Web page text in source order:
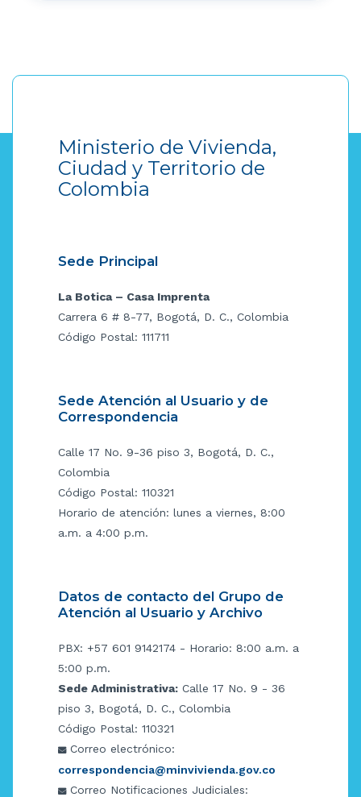
Ministerio de Vivienda,
Ciudad y Territorio de
Colombia
Sede Principal
La Botica – Casa Imprenta
Carrera 6 # 8-77, Bogotá, D. C., Colombia
Código Postal: 111711
Sede Atención al Usuario y de
Correspondencia
Calle 17 No. 9-36 piso 3, Bogotá, D. C.,
Colombia
Código Postal: 110321
Horario de atención: lunes a viernes, 8:00
a.m. a 4:00 p.m.
Datos de contacto del Grupo de
Atención al Usuario y Archivo
PBX: +57 601 9142174 - Horario: 8:00 a.m. a
5:00 p.m.
Sede Administrativa: Calle 17 No. 9 - 36
piso 3, Bogotá, D. C., Colombia
Código Postal: 110321
Correo electrónico:
correspondencia@minvivienda.gov.co
Correo Notificaciones Judiciales: